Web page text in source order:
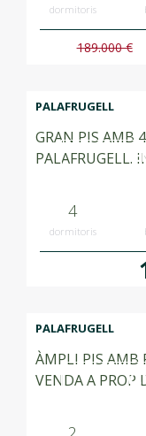
dormitoris
189.000 €
PALAFRUGELL
GRAN PIS AMB
PALAFRUGELL.
4
dormitoris
PALAFRUGELL
ÀMPLI PIS AMB
VENDA A PROP